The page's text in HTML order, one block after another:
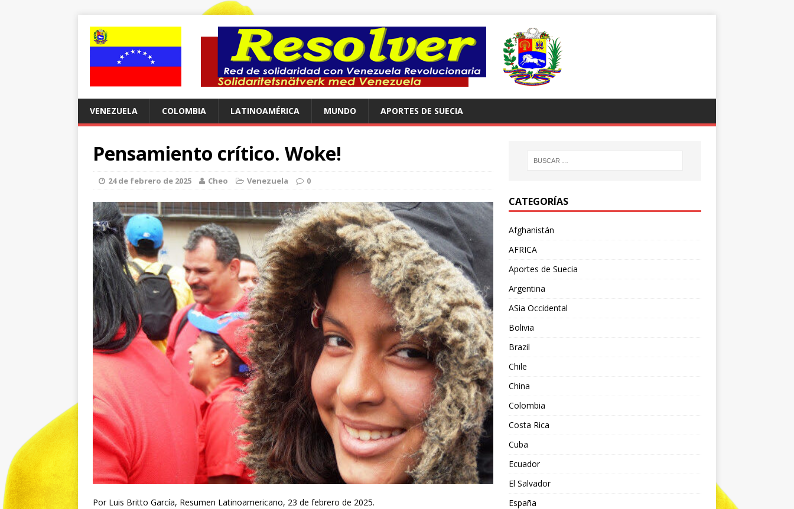
VENEZUELA COLOMBIA LATINOAMÉRICA MUNDO APORTES DE SUECIA
Pensamiento crítico. Woke!
24 de febrero de 2025 Cheo Venezuela 0
Por Luis Britto García, Resumen Latinoamericano, 23 de febrero de 2025.
CATEGORÍAS
Afghanistán
AFRICA
Aportes de Suecia
Argentina
ASia Occidental
Bolivia
Brazil
Chile
China
Colombia
Costa Rica
Cuba
Ecuador
El Salvador
España